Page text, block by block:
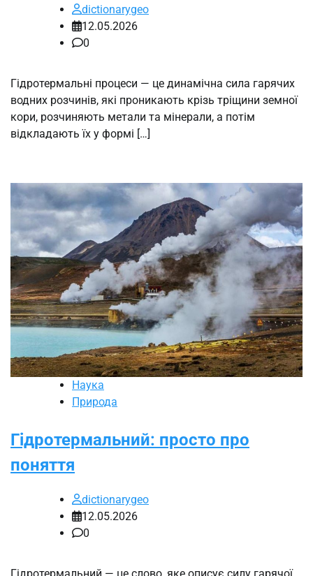
dictionarygeo
12.05.2026
0
Гідротермальні процеси — це динамічна сила гарячих
водних розчинів, які проникають крізь тріщини земної
кори, розчиняють метали та мінерали, а потім
відкладають їх у формі […]
Наука
Природа
Гідротермальний: просто про
поняття
dictionarygeo
12.05.2026
0